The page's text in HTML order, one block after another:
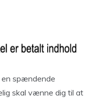
spændende
skal vænne dig til at